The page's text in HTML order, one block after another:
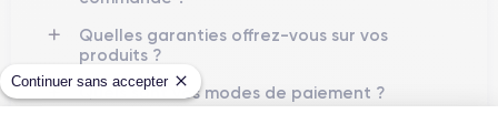
Continuer sans accepter
Quelles garanties offrez-vous sur vos
produits ?
Quels sont vos modes de paiement ?